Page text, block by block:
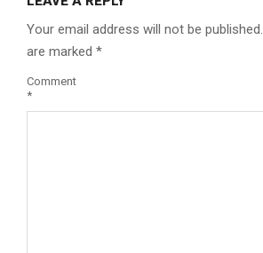
Your email address will not be published.
are marked *
Comment
*